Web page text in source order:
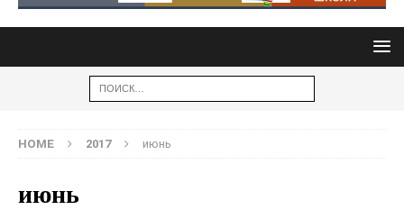
HOME 2017 июнь
июнь